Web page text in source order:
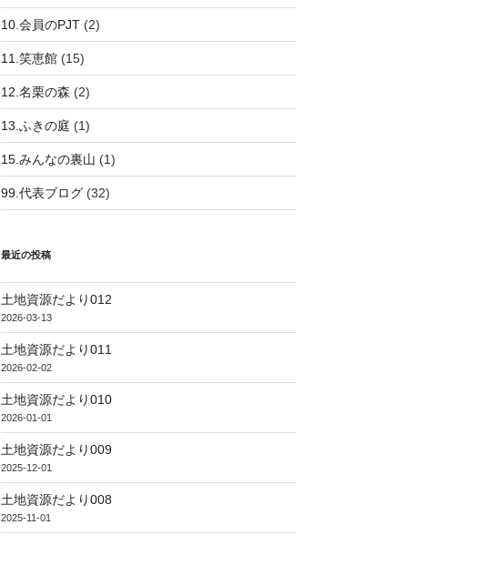
10.会員のPJT(2)
11.笑恵館(15)
12.名栗の森 (2)
13.ふきの庭 (1)
15.みんなの裏山 (1)
99.代表ブログ(32)
最近の投稿
土地資源だより012
2026-03-13
土地資源だより011
2026-02-02
土地資源だより010
2026-01-01
土地資源だより009
2025-12-01
土地資源だより008
2025-11-01